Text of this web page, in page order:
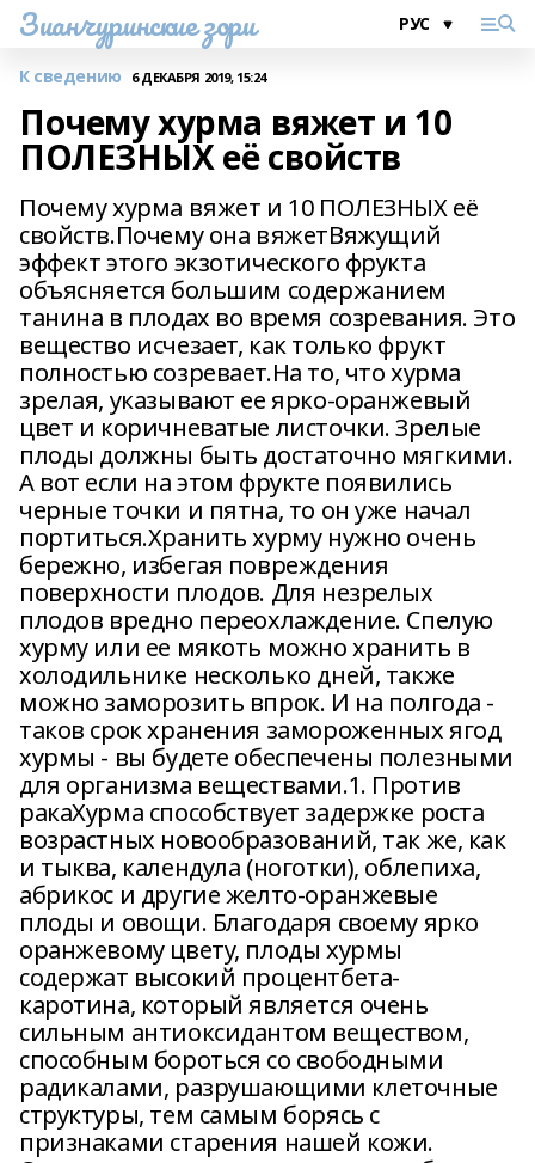
Зианчуринские зори
К сведению 6 ДЕКАБРЯ 2019, 15:24
Почему хурма вяжет и 10
ПОЛЕЗНЫХ её свойств
Почему хурма вяжет и 10 ПОЛЕЗНЫХ её
свойств.Почему она вяжетВяжущий
эффект этого экзотического фрукта
объясняется большим содержанием
танина в плодах во время созревания. Это
вещество исчезает, как только фрукт
полностью созревает.На то, что хурма
зрелая, указывают ее ярко-оранжевый
цвет и коричневатые листочки. Зрелые
плоды должны быть достаточно мягкими.
А вот если на этом фрукте появились
черные точки и пятна, то он уже начал
портиться.Хранить хурму нужно очень
бережно, избегая повреждения
поверхности плодов. Для незрелых
плодов вредно переохлаждение. Спелую
хурму или ее мякоть можно хранить в
холодильнике несколько дней, также
можно заморозить впрок. И на полгода -
таков срок хранения замороженных ягод
хурмы - вы будете обеспечены полезными
для организма веществами.1. Против
ракаХурма способствует задержке роста
возрастных новообразований, так же, как
и тыква, календула (ноготки), облепиха,
абрикос и другие желто-оранжевые
плоды и овощи. Благодаря своему ярко
оранжевому цвету, плоды хурмы
содержат высокий процентбета-
каротина, который является очень
сильным антиоксидантом веществом,
способным бороться со свободными
радикалами, разрушающими клеточные
структуры, тем самым борясь с
признаками старения нашей кожи.